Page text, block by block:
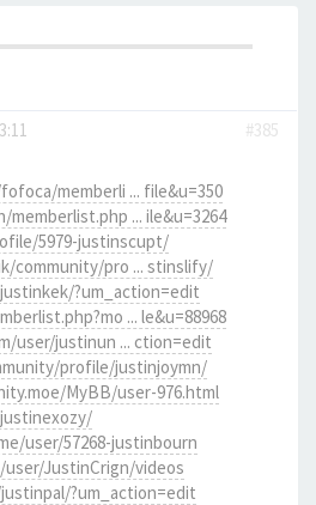
#385
memberli ... file&u=350
... ile&u=3264
5979-justinscupt/
community/pro ... stinslify/
?um_action=edit
... le&u=88968
user/justinun ... ction=edit
profile/justinjoymn/
MyBB/user-976.html
user/57268-justinbourn
JustinCrign/videos
?um_action=edit